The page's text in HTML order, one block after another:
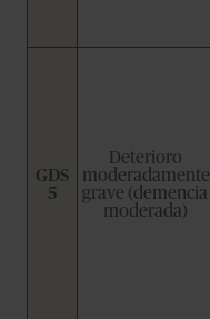
GDS
5
Deterioro
moderadamente
grave (demencia
moderada)